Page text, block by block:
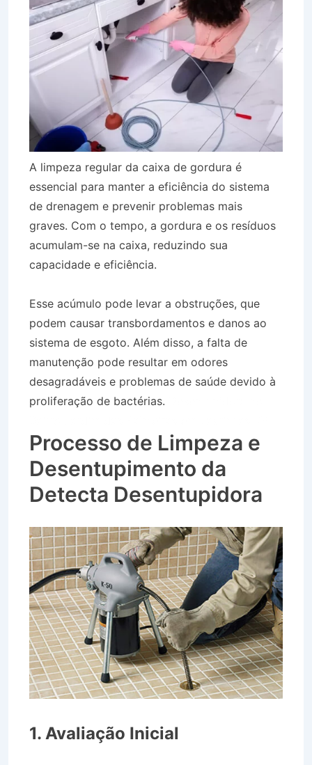
A limpeza regular da caixa de gordura é
essencial para manter a eficiência do sistema
de drenagem e prevenir problemas mais
graves. Com o tempo, a gordura e os resíduos
acumulam-se na caixa, reduzindo sua
capacidade e eficiência.
Esse acúmulo pode levar a obstruções, que
podem causar transbordamentos e danos ao
sistema de esgoto. Além disso, a falta de
manutenção pode resultar em odores
desagradáveis e problemas de saúde devido à
proliferação de bactérias.
Processo de Limpeza e
Desentupimento da
Detecta Desentupidora
1. Avaliação Inicial